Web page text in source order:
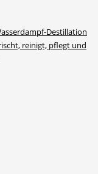
Destillation
reinigt, pflegt und